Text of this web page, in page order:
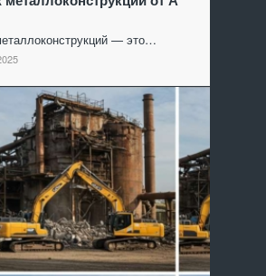
— это…